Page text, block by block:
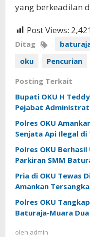
yang berkeadilan
Post Views:
Ditag
oku
Pencurian
Posting Terkait
Bupati OKU H
Pejabat
Polres OKU
Senjata Api Ilegal di
Polres OKU
Parkiran SMM
Pria di OKU Tewas
Amankan Tersangka
Polres OKU
Baturaja-Muara Dua
oleh admin